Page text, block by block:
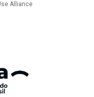
Alliance